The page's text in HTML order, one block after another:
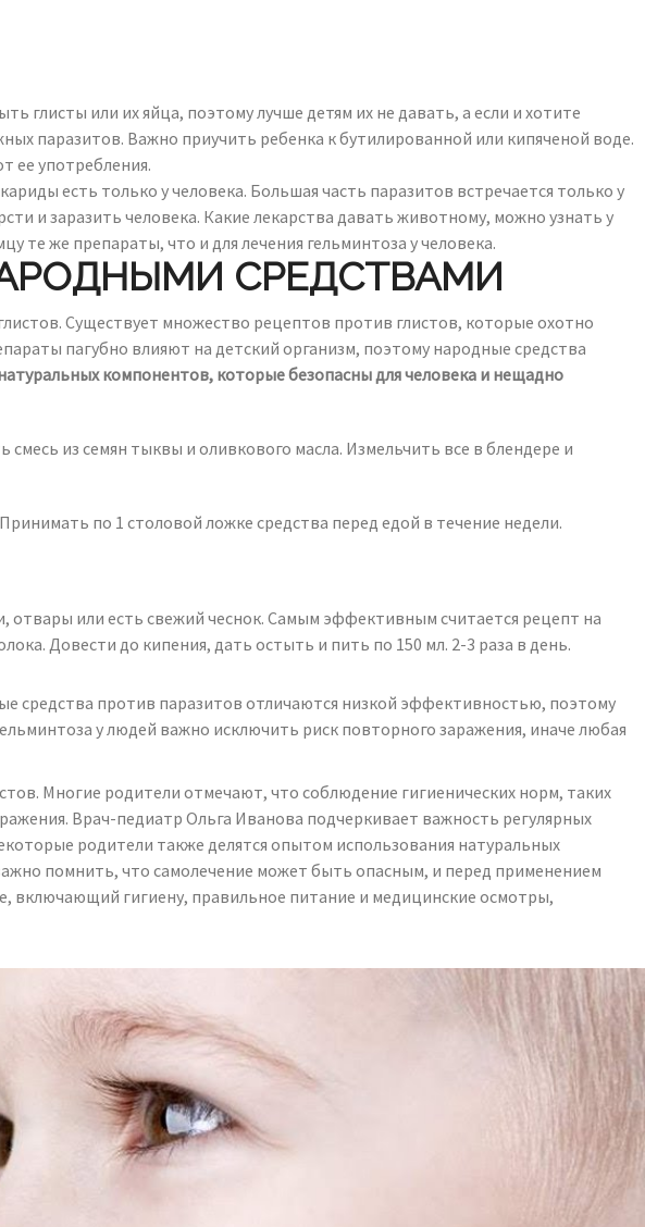
глисты или их яйца, поэтому лучше детям их не давать, а если и хотите
паразитов. Важно приучить ребенка к бутилированной или кипяченой воде.
ее употребления.
есть только у человека. Большая часть паразитов встречается только у
и заразить человека. Какие лекарства давать животному, можно узнать у
те же препараты, что и для лечения гельминтоза у человека.
СРЕДСТВАМИ
Существует множество рецептов против глистов, которые охотно
пагубно влияют на детский организм, поэтому народные средства
компонентов, которые безопасны для человека и нещадно
из семян тыквы и оливкового масла. Измельчить все в блендере и
по 1 столовой ложке средства перед едой в течение недели.
или есть свежий чеснок. Самым эффективным считается рецепт на
Довести до кипения, дать остыть и пить по 150 мл. 2-3 раза в день.
средства против паразитов отличаются низкой эффективностью, поэтому
у людей важно исключить риск повторного заражения, иначе любая
Многие родители отмечают, что соблюдение гигиенических норм, таких
Врач-педиатр Ольга Иванова подчеркивает важность регулярных
родители также делятся опытом использования натуральных
помнить, что самолечение может быть опасным, и перед применением
включающий гигиену, правильное питание и медицинские осмотры,